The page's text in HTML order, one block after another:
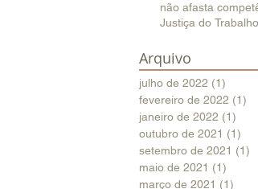
não afasta
Justiça do Trabalho
Arquivo
julho de 2022 (1)
fevereiro de 2022 (1)
janeiro de 2022 (1)
outubro de 2021 (1)
setembro de 2021 (1)
maio de 2021 (1)
março de 2021 (1)